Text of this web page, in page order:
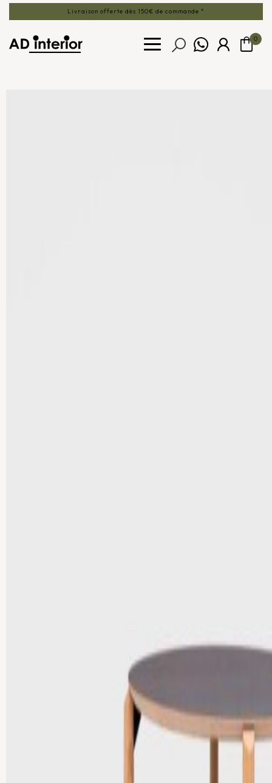
Livraison offerte dès 150€ de commande *
0